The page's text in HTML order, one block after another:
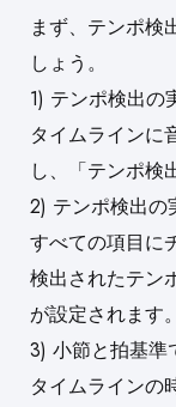
まず、テンポ検
しょう。
1) テンポ検出の
タイムラインに
し、「テンポ検
2) テンポ検出の
すべての項目に
検出されたテン
が設定されます。
3) 小節と拍基準
タイムラインの